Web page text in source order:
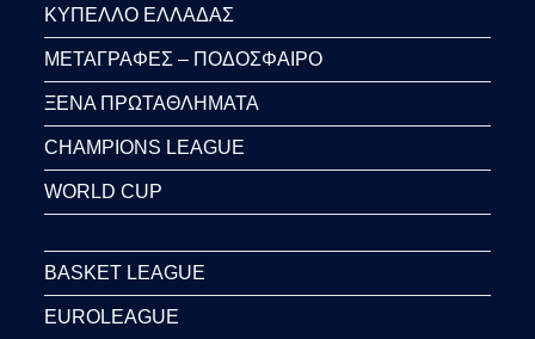
ΚΥΠΕΛΛΟ ΕΛΛΑΔΑΣ
ΜΕΤΑΓΡΑΦΕΣ – ΠΟΔΟΣΦΑΙΡΟ
ΞΕΝΑ ΠΡΩΤΑΘΛΗΜΑΤΑ
CHAMPIONS LEAGUE
WORLD CUP
BASKET LEAGUE
EUROLEAGUE